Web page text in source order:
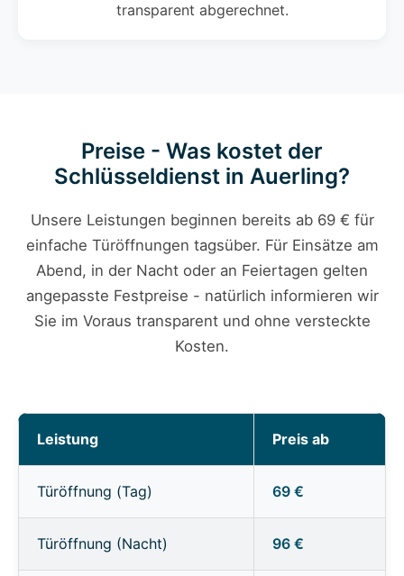
transparent abgerechnet.
Preise - Was kostet der
Schlüsseldienst in Auerling?
Unsere Leistungen beginnen bereits ab 69 € für
einfache Türöffnungen tagsüber. Für Einsätze am
Abend, in der Nacht oder an Feiertagen gelten
angepasste Festpreise - natürlich informieren wir
Sie im Voraus transparent und ohne versteckte
Kosten.
Leistung Preis ab
Türöffnung (Tag) 69 €
Türöffnung (Nacht) 96 €